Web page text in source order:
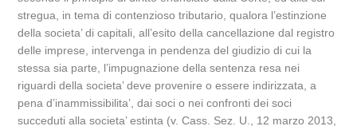
stregua, in tema di contenzioso tributario, qualora l’estinzione
della societa’ di capitali, all’esito della cancellazione dal registro
delle imprese, intervenga in pendenza del giudizio di cui la
stessa sia parte, l’impugnazione della sentenza resa nei
riguardi della societa’ deve provenire o essere indirizzata, a
pena d’inammissibilita’, dai soci o nei confronti dei soci
succeduti alla societa’ estinta (v. Cass. Sez. U., 12 marzo 2013,